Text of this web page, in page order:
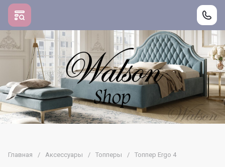
Главная / Аксессуары / Топперы / Топпер Ergo 4